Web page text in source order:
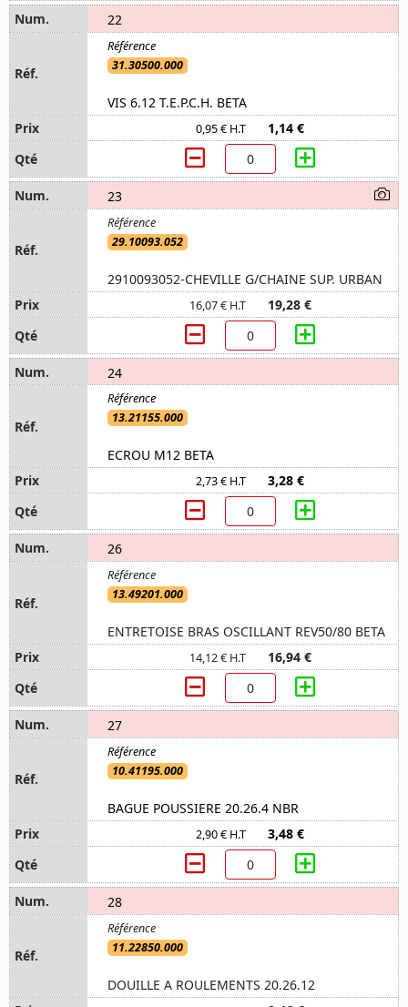
22
31.30500.000
VIS 6.12 T.E.P.C.H. BETA
0,95 € H.T 1,14 €
23
29.10093.052
2910093052-CHEVILLE G/CHAINE SUP. URBAN
16,07 € H.T 19,28 €
24
13.21155.000
ECROU M12 BETA
2,73 € H.T 3,28 €
26
13.49201.000
ENTRETOISE BRAS OSCILLANT REV50/80 BETA
14,12 € H.T 16,94 €
27
10.41195.000
BAGUE POUSSIERE 20.26.4 NBR
2,90 € H.T 3,48 €
28
11.22850.000
DOUILLE A ROULEMENTS 20.26.12